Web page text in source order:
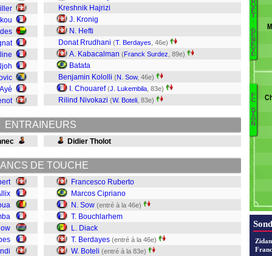
Kreshnik Hajrizi
J. Kronig
N. Hefti
Donat Rrudhani (T. Berdayes , 46e)
A. Kabacalman (Franck Surdez , 89e)
Batata
Benjamin Kololli (N. Sow, 46e)
I. Chouaref (J. Lukembila , 83e)
Rilind Nivokazi (W. Boteli , 83e)
ENTRAINEURS
Didier Tholot
DE TOUCHE
Francesco Ruberto
Marcos Cipriano
N. Sow (entré à la 46e)
T. Bouchlarhem
L. Diack
T. Berdayes (entré à la 46e)
W. Boteli (entré à la 83e)
R
V
E
T
.
G
E
N
È
V
E
F
C
S
I
O
N